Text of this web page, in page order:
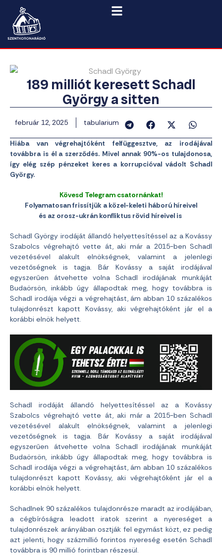
189 milliót keresett Schadl
György a sitten
február 12, 2025 tabularium
Hiába van végrehajtóként felfüggesztve, az irodájával
továbbra is él a szerződés. Mivel annak 90%-os tulajdonosa,
így elég szép pénzeket keres a korrupcióval vádolt Schadl
György.
Kövesd Telegram csatornánkat!
Folyamatosan frissítjük a közel-keleti háború híreivel
és az orosz-ukrán konfliktus rövid híreivel is
Schadl György irodáját állandó helyettesítéssel az a Kovássy
Szabolcs végrehajtó vette át, aki már a 2015-ben Schadl
vezetésével alakult elnökségnek, valamint a jelenlegi
vezetőségnek is tagja. Bár Kovássy a saját irodájával
egyszerűen átvehette volna Schadl irodájának munkáját
Budaörsön, inkább úgy állapodtak meg, hogy továbbra is
Schadl irodája végzi a végrehajtást, ám abban 10 százalékos
tulajdonrészt kapott Kovássy, aki végrehajtóként jár el a
korábbi elnök helyett.
Schadl irodáját állandó helyettesítéssel az a Kovássy
Szabolcs végrehajtó vette át, aki már a 2015-ben Schadl
vezetésével alakult elnökségnek, valamint a jelenlegi
vezetőségnek is tagja. Bár Kovássy a saját irodájával
egyszerűen átvehette volna Schadl irodájának munkáját
Budaörsön, inkább úgy állapodtak meg, hogy továbbra is
Schadl irodája végzi a végrehajtást, ám abban 10 százalékos
tulajdonrészt kapott Kovássy, aki végrehajtóként jár el a
korábbi elnök helyett.
Schadlnek 90 százalékos tulajdonrésze maradt az irodájában,
a cégbíróságra leadott iratok szerint a nyereséget a
tulajdonrészek arányában osztják fel egymást közt, ez pedig
azt jelenti, hogy százmillió forintos nyereség esetén Schadl
továbbra is 90 millió forintban részesül.